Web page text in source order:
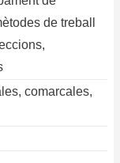
de treball
comarcales,